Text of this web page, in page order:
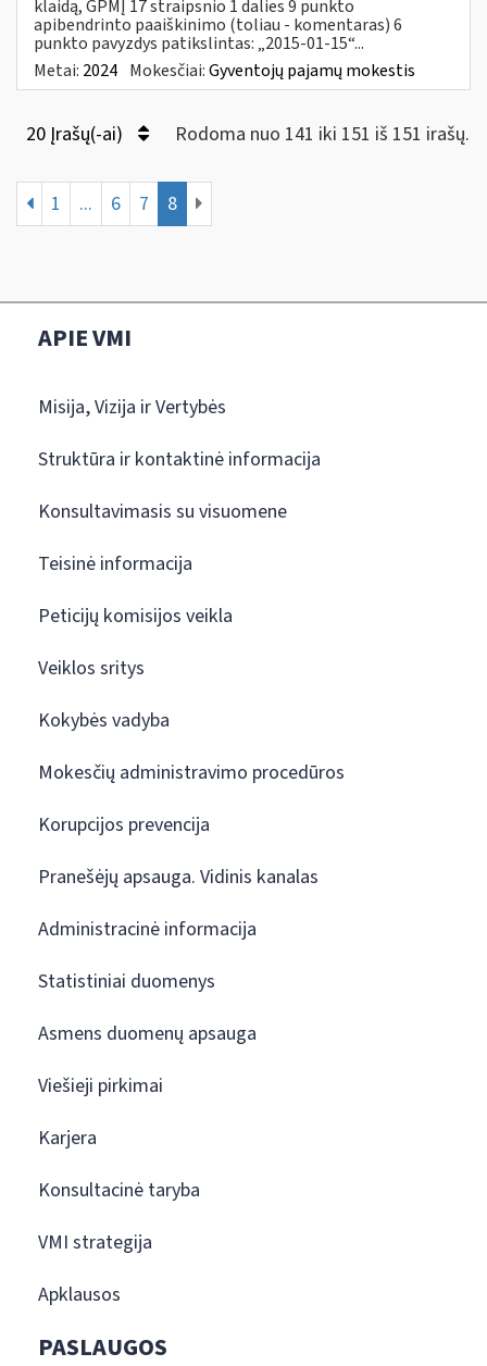
klaidą, GPMĮ 17 straipsnio 1 dalies 9 punkto
apibendrinto paaiškinimo (toliau - komentaras) 6
punkto pavyzdys patikslintas: „2015-01-15“...
Metai: 2024 Mokesčiai:Gyventojų pajamų mokestis
20 Įrašų(-ai) Rodoma nuo 141 iki 151 iš 151 irašų.
1 ... 6 7 8
APIE VMI
Misija, Vizija ir Vertybės
Struktūra ir kontaktinė informacija
Konsultavimasis su visuomene
Teisinė informacija
Peticijų komisijos veikla
Veiklos sritys
Kokybės vadyba
Mokesčių administravimo procedūros
Korupcijos prevencija
Pranešėjų apsauga. Vidinis kanalas
Administracinė informacija
Statistiniai duomenys
Asmens duomenų apsauga
Viešieji pirkimai
Karjera
Konsultacinė taryba
VMI strategija
Apklausos
PASLAUGOS